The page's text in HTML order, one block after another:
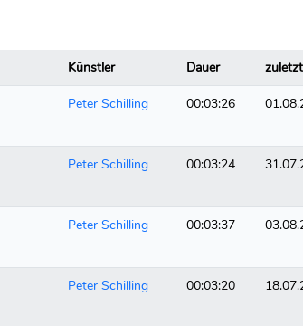
Künstler Dauer
Peter Schilling 00:03:26
Peter Schilling 00:03:24
Peter Schilling 00:03:37
Peter Schilling 00:03:20